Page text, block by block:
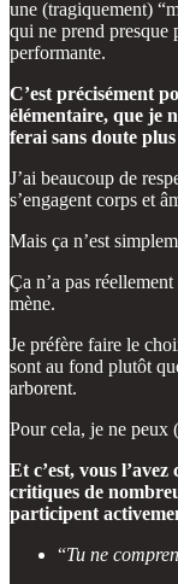
une (tragiquement)
qui ne prend presque
performante.
C’est précisément
élémentaire, que je
ferai sans doute
J’ai beaucoup de
s’engagent corps et
Mais ça n’est
Ça n’a pas
mène.
Je préfère faire le
sont au fond plutôt
arborent.
Pour cela, je ne peux
Et c’est, vous
critiques de
participent
“Tu ne